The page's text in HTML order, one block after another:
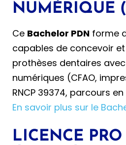
NUMÉRIQUE
Ce Bachelor PDN forme
capables de concevoir
prothèses dentaires
numériques (CFAO,
RNCP 39374, parcours
En savoir plus sur le
LICENCE PRO